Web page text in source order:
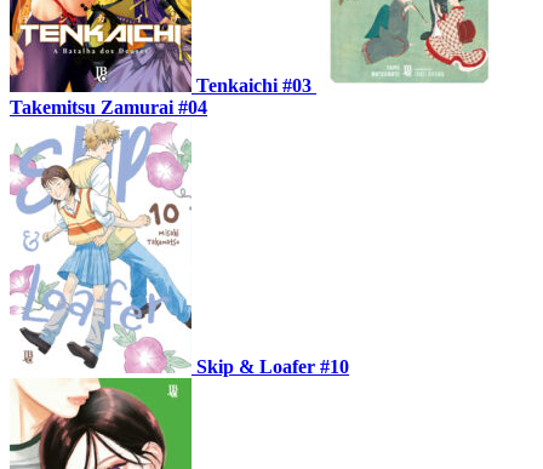
Tenkaichi #03
Takemitsu Zamurai #04
Skip & Loafer #10